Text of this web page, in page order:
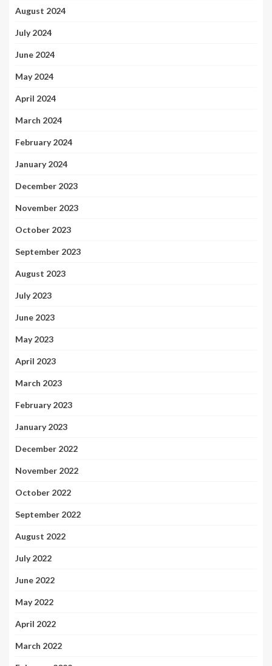
August 2024
July 2024
June 2024
May 2024
April 2024
March 2024
February 2024
January 2024
December 2023
November 2023
October 2023
September 2023
August 2023
July 2023
June 2023
May 2023
April 2023
March 2023
February 2023
January 2023
December 2022
November 2022
October 2022
September 2022
August 2022
July 2022
June 2022
May 2022
April 2022
March 2022